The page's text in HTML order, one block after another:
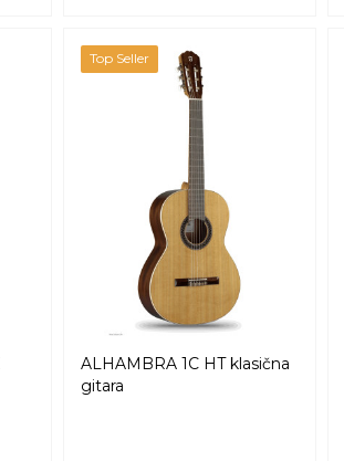
Top Seller
ALHAMBRA 1C HT klasična
gitara